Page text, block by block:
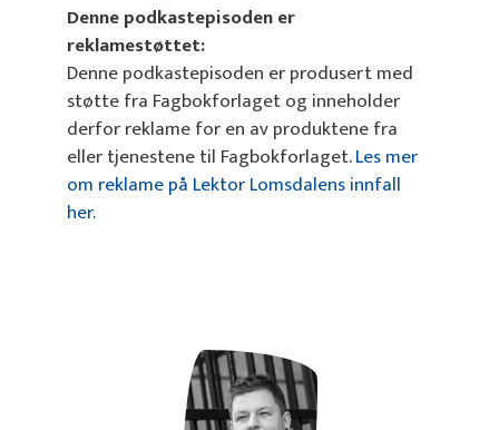
Denne podkastepisoden er
reklamestøttet:
Denne podkastepisoden er produsert med
støtte fra Fagbokforlaget og inneholder
derfor reklame for en av produktene fra
eller tjenestene til Fagbokforlaget.Les mer
om reklame på Lektor Lomsdalens innfall
her.